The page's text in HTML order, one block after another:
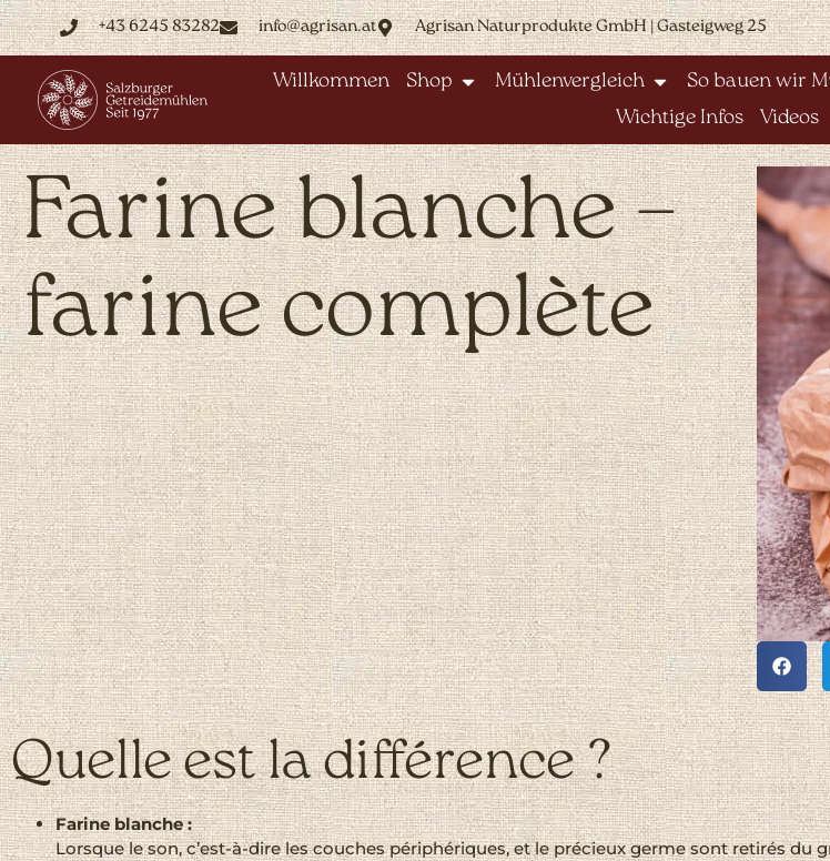
+43 6245 83282 info@agrisan.at Agrisan Naturprodukte GmbH | Gasteigweg 25
Willkommen Shop Mühlenvergleich So bauen wir
Wichtige Infos
Videos
Farine blanche –
farine complète
Quelle est la différence ?
Farine blanche :
Lorsque le son, c’est-à-dire les couches périphériques, et le précieux germe sont retirés